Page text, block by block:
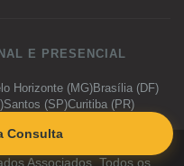
Consulta
E PRESENCIAL
Horizonte (MG)Brasília (DF)
Santos (SP)Curitiba (PR)
Associados. Todos os